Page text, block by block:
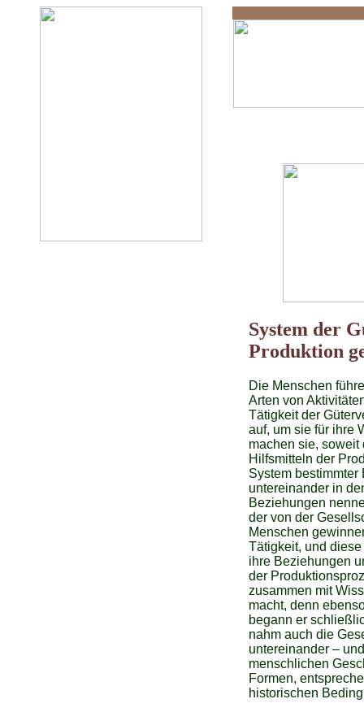
System der
Produktion
Die Menschen
Arten von
Tätigkeit der
auf, um sie für ihre
machen sie,
Hilfsmitteln der
System
untereinander in
Beziehungen
der von der
Menschen
Tätigkeit, und
ihre Beziehungen
der
zusammen mit
macht, denn
begann er
nahm auch die
untereinander –
menschlichen
Formen,
historischen